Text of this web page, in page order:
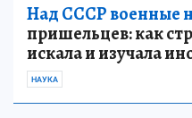
Над СССР военные
пришельцев: как
искала и изучала
НАУКА